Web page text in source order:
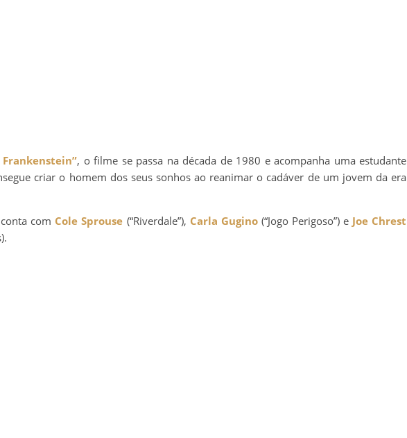
Frankenstein”, o filme se passa na década de 1980 e acompanha uma estudante
criar o homem dos seus sonhos ao reanimar o cadáver de um jovem da era
com Cole Sprouse (“Riverdale”), Carla Gugino(“Jogo Perigoso”) e Joe Chrest